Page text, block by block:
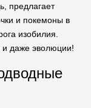
предлагает
и покемоны в
изобилия.
и даже эволюции!